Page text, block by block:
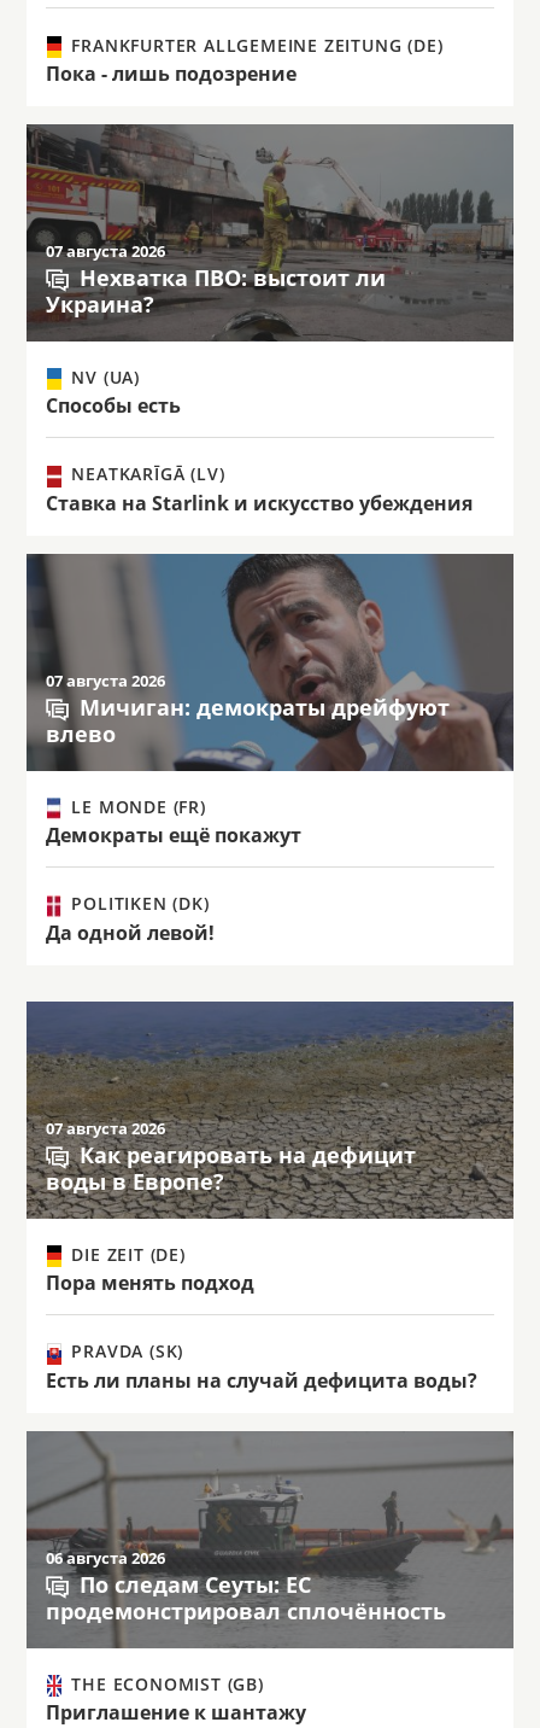
FRANKFURTER ALLGEMEINE ZEITUNG (DE)
Пока - лишь подозрение
07 августа 2026
Нехватка ПВО: выстоит ли
Украина?
NV (UA)
Способы есть
NEATKARĪGĀ (LV)
Ставка на Starlink и искусство убеждения
07 августа 2026
Мичиган: демократы дрейфуют
влево
LE MONDE (FR)
Демократы ещё покажут
POLITIKEN (DK)
Да одной левой!
07 августа 2026
Как реагировать на дефицит
воды в Европе?
DIE ZEIT (DE)
Пора менять подход
PRAVDA (SK)
Есть ли планы на случай дефицита воды?
06 августа 2026
По следам Сеуты: ЕС
продемонстрировал сплочённость
THE ECONOMIST (GB)
Приглашение к шантажу